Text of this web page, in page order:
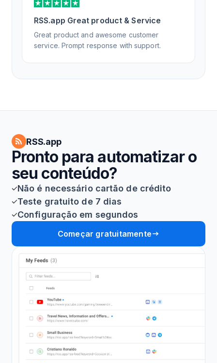
RSS.app Great product & Service
Great product and awesome customer
service. Prompt response with support.
RSS.app
Pronto para automatizar o
seu conteúdo?
Não é necessário cartão de crédito
Teste gratuito de 7 dias
Configuração em segundos
Começar gratuitamente